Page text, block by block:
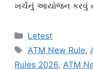
ખર્ચનું આયોજન કરવું
Categories
Letest
Tags
ATM New Rule,
Rules 2026, ATM